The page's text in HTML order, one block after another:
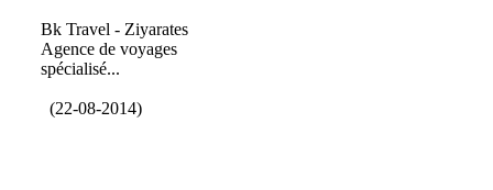
Bk Travel - Ziyarates
Agence de voyages
spécialisé...
(22-08-2014)